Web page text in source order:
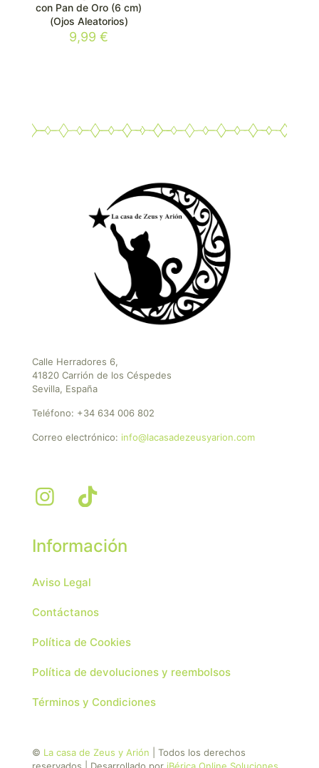
con Pan de Oro (6 cm)
(Ojos Aleatorios)
9,99€
Calle Herradores 6,
41820 Carrión de los Céspedes
Sevilla, España
Teléfono: +34 634 006 802
Correo electrónico: info@lacasadezeusyarion.com
Información
Aviso Legal
Contáctanos
Política de Cookies
Política de devoluciones y reembolsos
Términos y Condiciones
© La casa de Zeus y Arión | Todos los derechos